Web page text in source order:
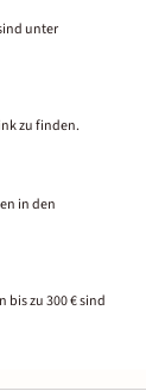
unter
zu finden.
in den
zu 300 € sind